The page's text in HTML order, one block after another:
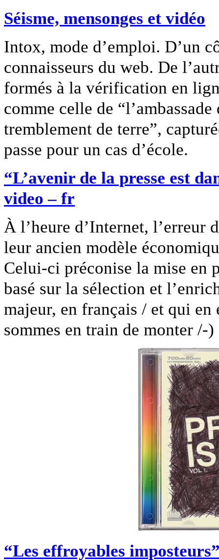
Séisme, mensonges et vidéo
Intox, mode d’emploi. D’un
connaisseurs du web. De
formés à la vérification en
comme celle de
tremblement de terre”,
passe pour un cas d’école.
“L’avenir de la presse est
video – fr
À l’heure d’Internet, l’erreur
leur ancien modèle
Celui-ci préconise la mise en
basé sur la sélection et
majeur, en français / et qui en
sommes en train de monter /-)
“Les effroyables